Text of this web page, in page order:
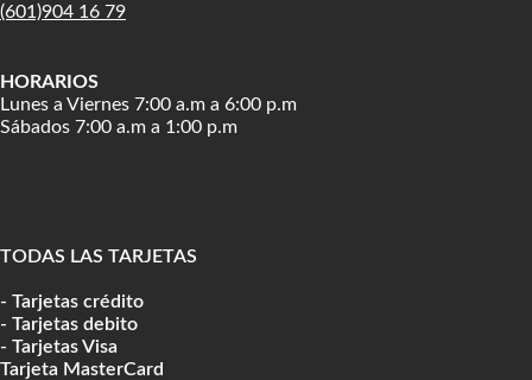
(601)904 16 79
HORARIOS
Lunes a Viernes 7:00 a.m a 6:00 p.m
Sábados 7:00 a.m a 1:00 p.m
TODAS LAS TARJETAS
- Tarjetas crédito
- Tarjetas debito
- Tarjetas Visa
Tarjeta MasterCard